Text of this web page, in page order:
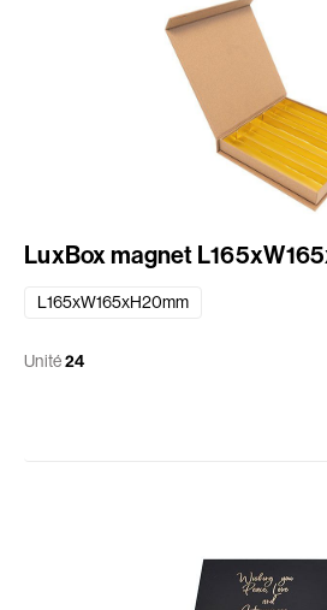
LuxBox magnet
L165xW165xH20mm
Unité24